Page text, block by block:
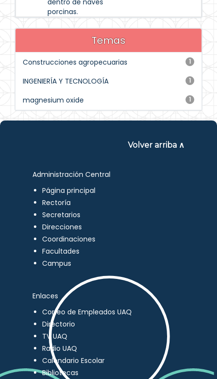
dentro de naves
porcinas.
Temas
1
Construcciones agropecuarias
1
INGENIERÍA Y TECNOLOGÍA
1
magnesium oxide
Volver arriba ∧
Administración Central
Página principal
Rectoría
Secretarios
Direcciones
Coordinaciones
Facultades
Campus
Enlaces
Correo de Empleados UAQ
Directorio
TV UAQ
Radio UAQ
Calendario Escolar
Bibliotecas